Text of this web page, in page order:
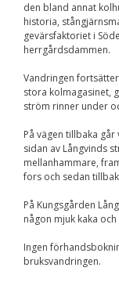
den bland annat
historia,
gevärsfaktoriet i
herrgårdsdammen.
Vandringen
stora kolmagasinet,
ström rinner under
På vägen tillbaka
sidan av Långvinds
mellanhammare,
fors och sedan
På Kungsgården
någon mjuk kaka
Ingen
bruksvandringen.